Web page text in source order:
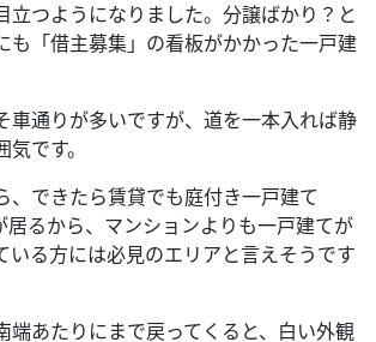
立つようになりました。分譲ばかり？と
も「借主募集」の看板がかかった一戸建
車通りが多いですが、道を一本入れば静
です。
、できたら賃貸でも庭付き一戸建て
るから、マンションよりも一戸建てが
いる方には必見のエリアと言えそうです
端あたりにまで戻ってくると、白い外観